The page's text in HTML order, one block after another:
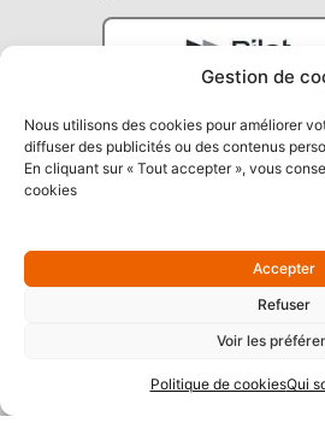
Gestion de
Nous utilisons des cookies pour améliorer
diffuser des publicités ou des contenus
En cliquant sur « Tout accepter », vous
cookies
Accepter
Refuser
Voir les
Politique de cookiesQui